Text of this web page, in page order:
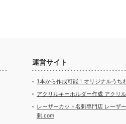
運営サイト
1本から作成可能！オリジナルうち
アクリルキーホルダー作成 アクリ
レーザーカット名刺専門店 レーザ
刺.com